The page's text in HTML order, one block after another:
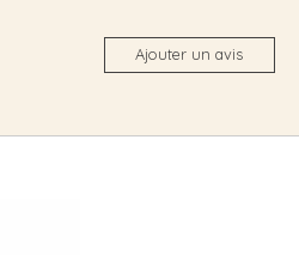
Ajouter un avis